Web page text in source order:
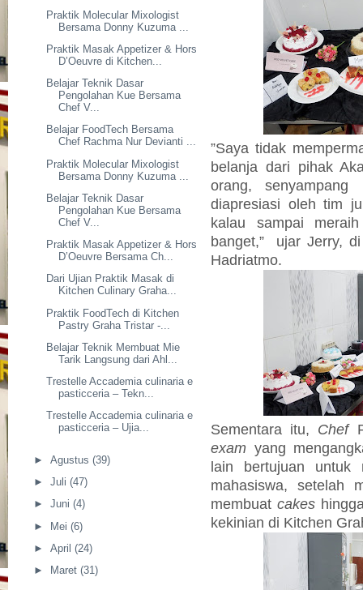
Praktik Molecular Mixologist
Bersama Donny Kuzuma ...
Praktik Masak Appetizer & Hors
D’Oeuvre di Kitchen...
Belajar Teknik Dasar
Pengolahan Kue Bersama
Chef V...
Belajar FoodTech Bersama
Chef Rachma Nur Devianti ...
Praktik Molecular Mixologist
Bersama Donny Kuzuma ...
Belajar Teknik Dasar
Pengolahan Kue Bersama
Chef V...
Praktik Masak Appetizer & Hors
D’Oeuvre Bersama Ch...
Dari Ujian Praktik Masak di
Kitchen Culinary Graha...
Praktik FoodTech di Kitchen
Pastry Graha Tristar -...
Belajar Teknik Membuat Mie
Tarik Langsung dari Ahl...
Trestelle Accademia culinaria e
pasticceria – Tekn...
Trestelle Accademia culinaria e
pasticceria – Ujia...
► Agustus (39)
► Juli (47)
► Juni (4)
► Mei (6)
► April (24)
►
Maret (31)
”Saya tidak
belanja dari pihak
orang,
diapresiasi oleh tim
kalau sampai
banget,”
ujar Jerry,
Hadriatmo.
Sementara itu, Chef
exam yang
lain bertujuan untuk
mahasiswa, setelah
membuat cakes
kekinian di Kitchen